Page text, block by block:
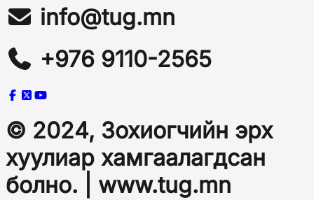
info@tug.mn
+976 9110-2565
© 2024, Зохиогчийн эрх
хуулиар хамгаалагдсан
болно. | www.tug.mn